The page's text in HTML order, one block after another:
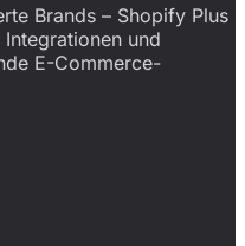
Brands – Shopify Plus
und
E-Commerce-